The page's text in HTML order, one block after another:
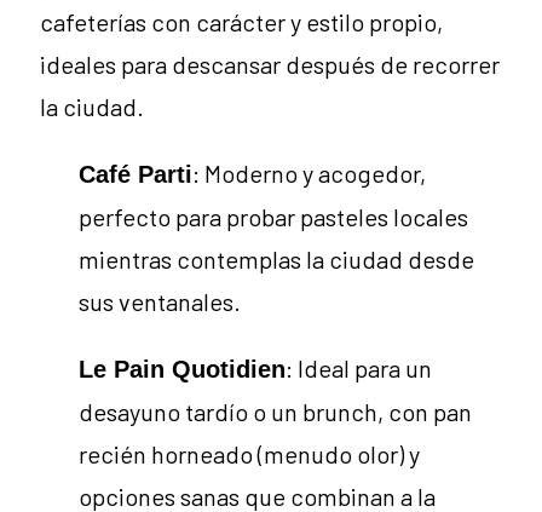
cafeterías con carácter y estilo propio,
ideales para descansar después de recorrer
la ciudad.
Café Parti: Moderno y acogedor,
perfecto para probar pasteles locales
mientras contemplas la ciudad desde
sus ventanales.
Le Pain Quotidien: Ideal para un
desayuno tardío o un brunch, con pan
recién horneado (menudo olor) y
opciones sanas que combinan a la